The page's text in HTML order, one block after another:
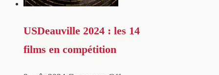
USDeauville 2024 : les 14
films en compétition